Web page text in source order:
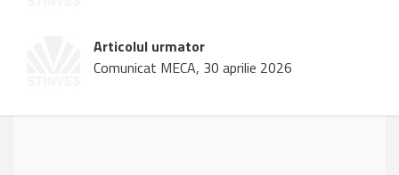
Articolul urmator
Comunicat MECA, 30 aprilie 2026